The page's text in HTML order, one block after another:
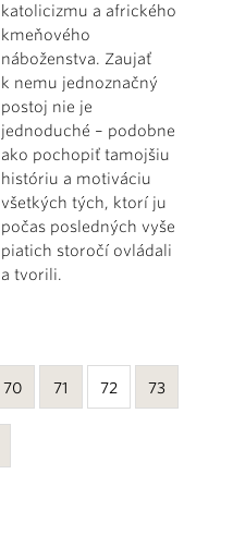
katolicizmu a afrického
kmeňového
náboženstva. Zaujať
k nemu jednoznačný
postoj nie je
jednoduché – podobne
ako pochopiť tamojšiu
históriu a motiváciu
všetkých tých, ktorí ju
počas posledných vyše
piatich storočí ovládali
a tvorili.
70 71 72 73